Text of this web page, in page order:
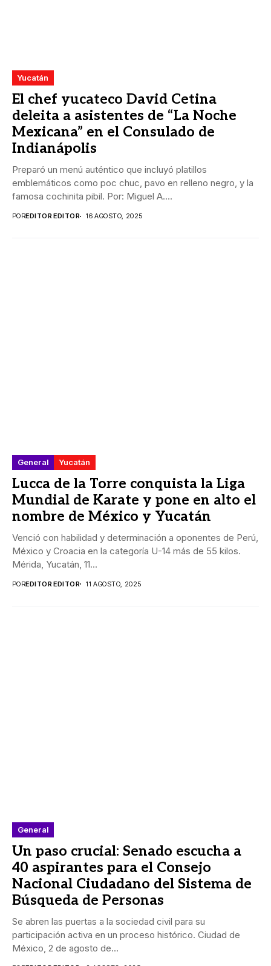
Yucatán
El chef yucateco David Cetina
deleita a asistentes de “La Noche
Mexicana” en el Consulado de
Indianápolis
Preparó un menú auténtico que incluyó platillos
emblemáticos como poc chuc, pavo en relleno negro, y la
famosa cochinita pibil. Por: Miguel A....
POREDITOR EDITOR 16 AGOSTO, 2025
General Yucatán
Lucca de la Torre conquista la Liga
Mundial de Karate y pone en alto el
nombre de México y Yucatán
Venció con habilidad y determinación a oponentes de Perú,
México y Croacia en la categoría U-14 más de 55 kilos.
Mérida, Yucatán, 11...
POREDITOR EDITOR 11 AGOSTO, 2025
General
Un paso crucial: Senado escucha a
40 aspirantes para el Consejo
Nacional Ciudadano del Sistema de
Búsqueda de Personas
Se abren las puertas a la sociedad civil para su
participación activa en un proceso histórico. Ciudad de
México, 2 de agosto de...